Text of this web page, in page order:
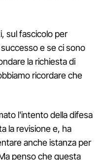
sul fascicolo per
e se ci sono
la richiesta di
ricordare che
l'intento della difesa
la revisione e, ha
anche istanza per
penso che questa